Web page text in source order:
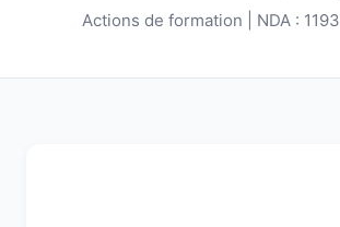
Actions de formation | NDA :